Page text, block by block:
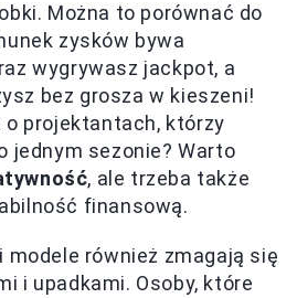
Można to porównać do
zysków bywa
wygrywasz jackpot, a
bez grosza w kieszeni!
projektantach, którzy
jednym sezonie? Warto
, ale trzeba także
finansową.
modele również zmagają się
i upadkami. Osoby, które